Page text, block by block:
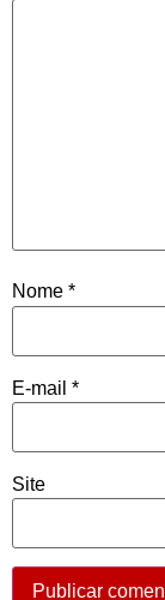
Nome *
E-mail *
Site